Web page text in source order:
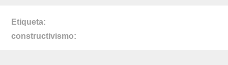
Etiqueta
constructivismo